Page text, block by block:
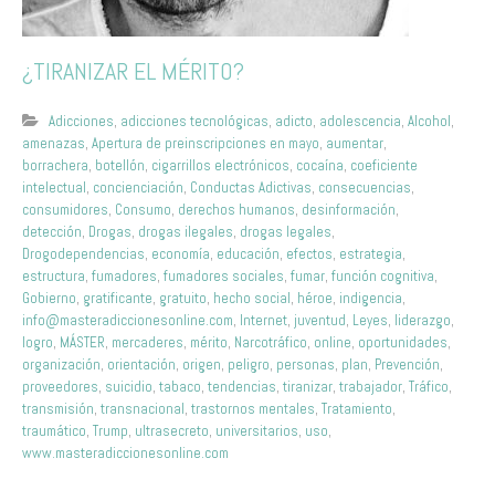
¿TIRANIZAR EL MÉRITO?
Adicciones, adicciones tecnológicas, adicto, adolescencia, Alcohol,
amenazas, Apertura de preinscripciones en mayo, aumentar,
borrachera, botellón, cigarrillos electrónicos, cocaína, coeficiente
intelectual, concienciación, Conductas Adictivas, consecuencias,
consumidores, Consumo, derechos humanos, desinformación,
detección, Drogas, drogas ilegales, drogas legales,
Drogodependencias, economía, educación, efectos, estrategia,
estructura, fumadores, fumadores sociales, fumar, función cognitiva,
Gobierno, gratificante, gratuito, hecho social, héroe, indigencia,
info@masteradiccionesonline.com, Internet, juventud, Leyes, liderazgo,
logro, MÁSTER, mercaderes, mérito, Narcotráfico, online, oportunidades,
organización, orientación, origen, peligro, personas, plan, Prevención,
proveedores, suicidio, tabaco, tendencias, tiranizar, trabajador, Tráfico,
transmisión, transnacional, trastornos mentales, Tratamiento,
traumático, Trump, ultrasecreto, universitarios, uso,
www.masteradiccionesonline.com